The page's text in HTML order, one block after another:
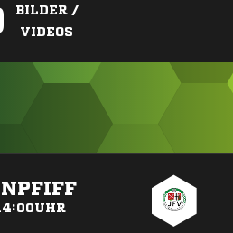
BILDER /
VIDEOS